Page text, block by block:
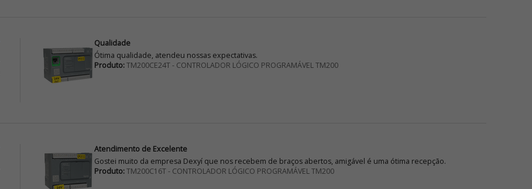
Qualidade
Ótima qualidade, atendeu nossas expectativas.
Produto:TM200CE24T - CONTROLADOR LÓGICO PROGRAMÁVEL TM200
Atendimento de Excelente
Gostei muito da empresa Dexyí que nos recebem de braços abertos, amigável é uma ótima recepção.
Produto:TM200C16T - CONTROLADOR LÓGICO PROGRAMÁVEL TM200